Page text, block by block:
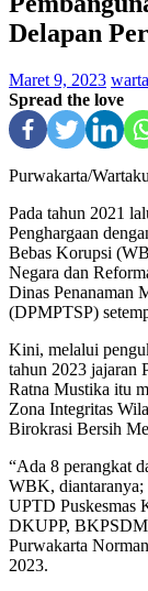
Delapan
Maret 9, 2023
Spread the love
Purwakarta/
Pada tahun 2021
Penghargaan
Bebas Korupsi
Negara dan
Dinas Penanaman
(DPMPTSP)
Kini, melalui
tahun 2023 jajaran
Ratna Mustika itu
Zona Integritas
Birokrasi Bersih
“Ada 8 perangkat
WBK,
UPTD Puskesmas
DKUPP,
Purwakarta
2023.